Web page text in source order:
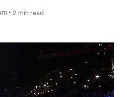
• 2 min read